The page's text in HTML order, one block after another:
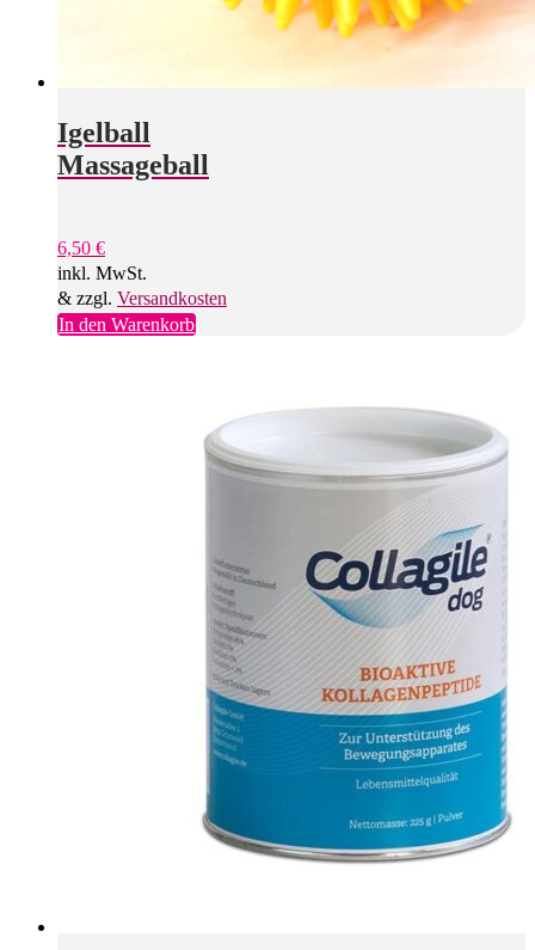
Igelball
Massageball
6,50 €
inkl. MwSt.
& zzgl. Versandkosten
In den Warenkorb